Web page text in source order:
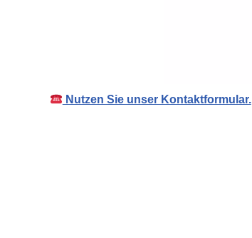
Nutzen Sie unser Kontaktformular.